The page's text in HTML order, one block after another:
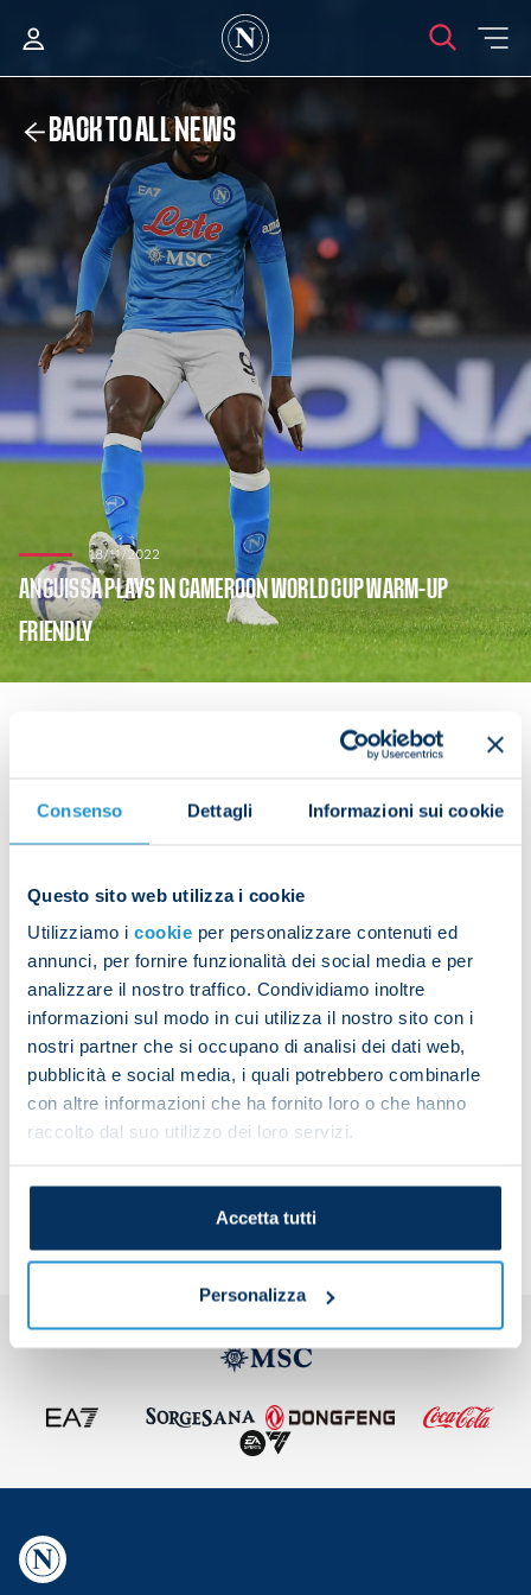
Consenso Dettagli Informazioni sui cookie
Questo sito web utilizza i cookie
Utilizziamo i cookie per personalizzare contenuti ed
annunci, per fornire funzionalità dei social media e per
analizzare il nostro traffico. Condividiamo inoltre
informazioni sul modo in cui utilizza il nostro sito con i
nostri partner che si occupano di analisi dei dati web,
pubblicità e social media, i quali potrebbero combinarle
con altre informazioni che ha fornito loro o che hanno
raccolto dal suo utilizzo dei loro servizi.
Accetta tutti
Personalizza
BACK TO ALL NEWS
18/11/2022
ANGUISSA PLAYS IN CAMEROON WORLD CUP WARM-UP
FRIENDLY
Frank Anguissa's Cameroon warmed up for the
match.
Anguissa is expected to feature in Cameroon's
tournament opener against Switzerland on 24
November. Serbia and Brazil are the other teams in
Group G.